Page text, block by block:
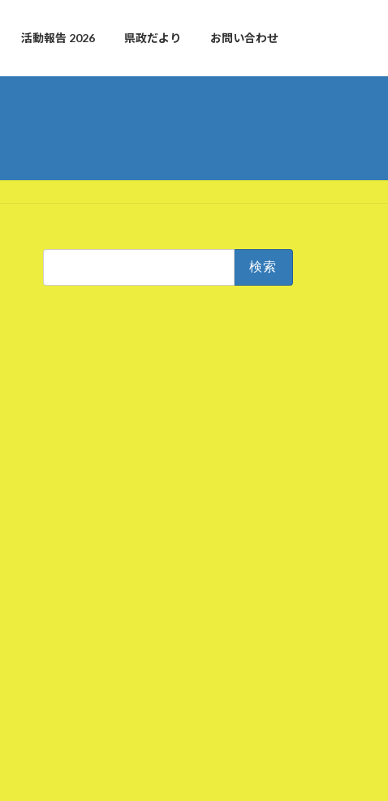
活動報告 2026 県政だより お問い合わせ